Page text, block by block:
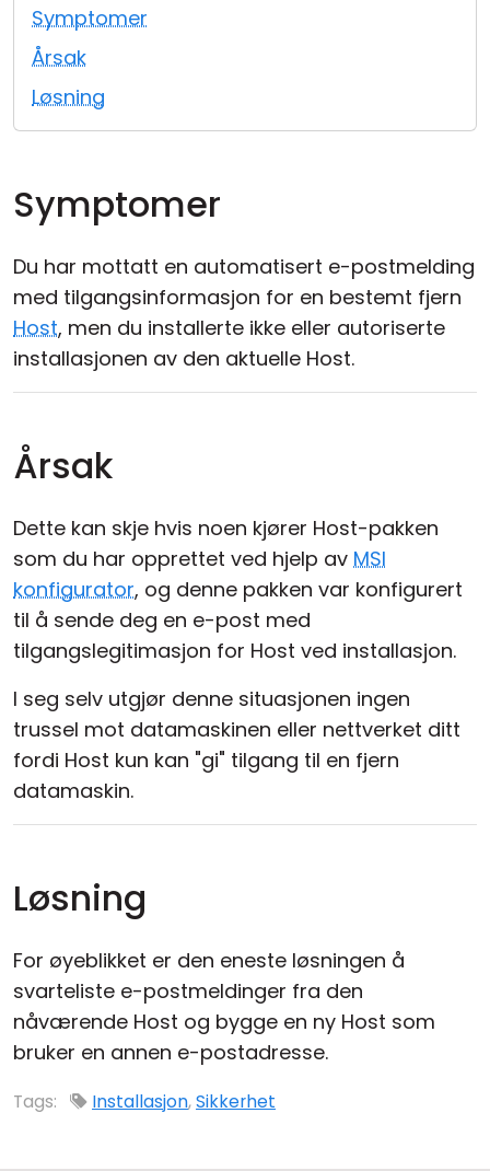
Symptomer
Årsak
Løsning
Symptomer
Du har mottatt en automatisert e-postmelding
med tilgangsinformasjon for en bestemt fjern
Host, men du installerte ikke eller autoriserte
installasjonen av den aktuelle Host.
Årsak
Dette kan skje hvis noen kjører Host-pakken
som du har opprettet ved hjelp av MSI
konfigurator, og denne pakken var konfigurert
til å sende deg en e-post med
tilgangslegitimasjon for Host ved installasjon.
I seg selv utgjør denne situasjonen ingen
trussel mot datamaskinen eller nettverket ditt
fordi Host kun kan "gi" tilgang til en fjern
datamaskin.
Løsning
For øyeblikket er den eneste løsningen å
svarteliste e-postmeldinger fra den
nåværende Host og bygge en ny Host som
bruker en annen e-postadresse.
Tags: Installasjon,Sikkerhet
Sky- og lokal installasjon